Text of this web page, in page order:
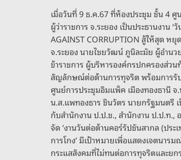
เมื่อวันที่ 9 ธ.ค.67 ที่ห้องประชุม ชั้น 4 ศู
ผู้ว่าราชการ จ.ระยอง เป็นประธานงาน
AGAINST CORRUPTION สู้ให้สุด หยุ
จ.ระยอง นายไชยวัฒน์ ภูนิละมัย ผู้อำนว
ข้าราชการ ผู้บริหารองค์กรปกครองส่ว
สัญลักษณ์ต่อต้านการทุจริต พร้อมการรั
ศูนย์การประชุมอิมแพ็ค เมืองทองธานี
น.ส.แพทองธาร ชินวัตร นายกรัฐมนตรี
กับสำนักงาน ป.ป.ช., สำนักงาน ป.ป.ท.,
จัด ‘งานวันต่อต้านคอร์รัปชันสากล (ประ
การโกง’ มีเป้าหมายเพื่อแสดงเจตนา
กระแสสังคมที่ไม่ทนต่อการทุจริตและย